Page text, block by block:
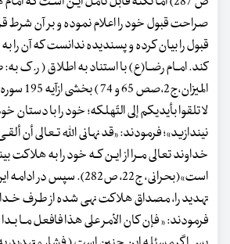
صراحت قبول خود را اعلام نموده و بر آن شرط
قبول را بیان کرده و پسندیده ندانست که آن را
کند. امـام رضـا(ع) با استناد به اطلاق ( ر. ک به:
لا تلقوا بأیدیکم إلی التّهلکه؛ خود را با دستان
نیندازید»؛ فرمودند: «قد نهانی الله تـعالی أن
خداوند تعالی مـرا از ایـن کـه خود را به هلاکت
است»(بحرانی، ج22، ص282).
تهدید را، مصداق هلاکت نهی شده از طرف
فرمودند: « فإن کان الأمر علی هذا فافعل مـا